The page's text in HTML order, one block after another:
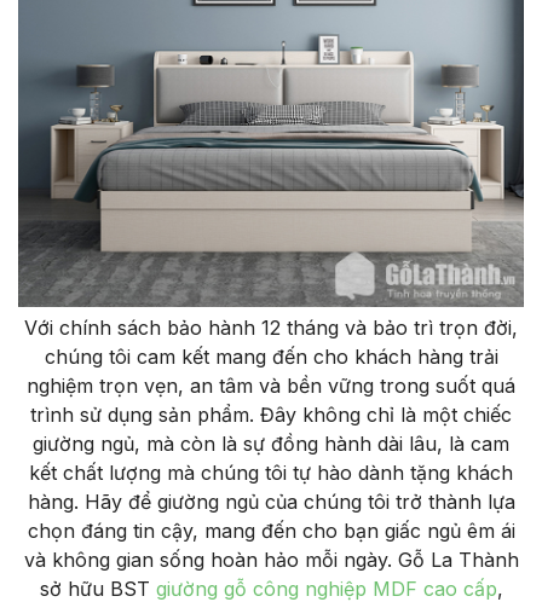
Với chính sách bảo hành 12 tháng và bảo trì trọn đời,
chúng tôi cam kết mang đến cho khách hàng trải
nghiệm trọn vẹn, an tâm và bền vững trong suốt quá
trình sử dụng sản phẩm. Đây không chỉ là một chiếc
giường ngủ, mà còn là sự đồng hành dài lâu, là cam
kết chất lượng mà chúng tôi tự hào dành tặng khách
hàng. Hãy để giường ngủ của chúng tôi trở thành lựa
chọn đáng tin cậy, mang đến cho bạn giấc ngủ êm ái
và không gian sống hoàn hảo mỗi ngày. Gỗ La Thành
sở hữu BST giường gỗ công nghiệp MDF cao cấp,